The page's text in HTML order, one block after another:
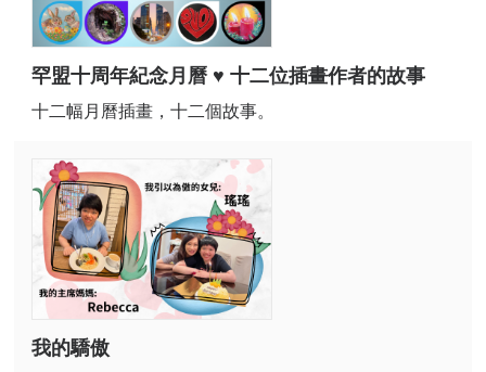
罕盟十周年紀念月曆 ♥ 十二位插畫作者的故事
十二幅月曆插畫，十二個故事。
我的驕傲